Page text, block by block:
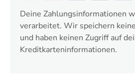
Deine Zahlungsinformationen
verarbeitet. Wir speichern
und haben keinen Zugriff auf
Kreditkarteninformationen.